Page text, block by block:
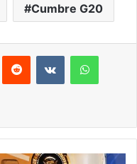
Cumbre G20
Reddit VKontakte